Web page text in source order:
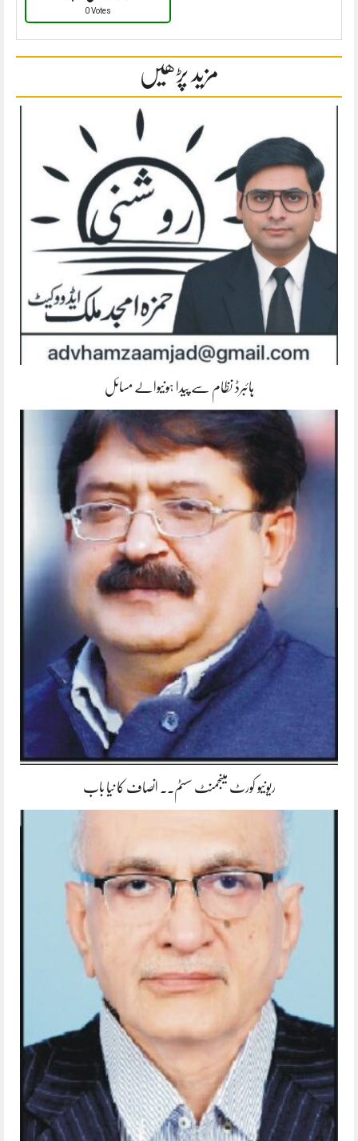
0 Votes
مزید پڑھیں
ہائبرڈ نظام سے پیدا ہونیوالے مسائل
ریونیو کورٹ مینجمنٹ سسٹم۔۔ انصاف کا نیا باب